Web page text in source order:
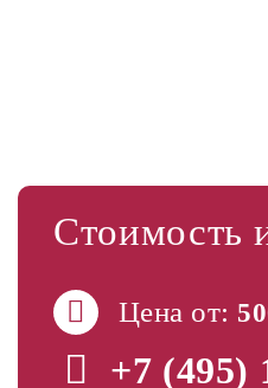
Стоимость
Цена от:
+7 (495)